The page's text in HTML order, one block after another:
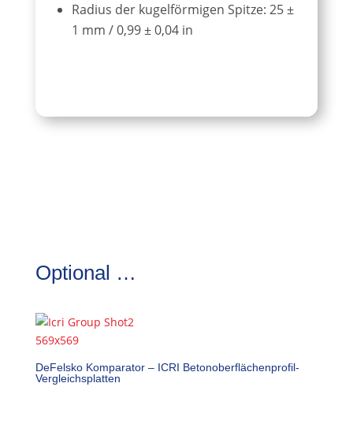
Radius der kugelförmigen Spitze: 25 ±
1 mm / 0,99 ± 0,04 in
Optional …
DeFelsko Komparator – ICRI Betonoberflächenprofil-
Vergleichsplatten